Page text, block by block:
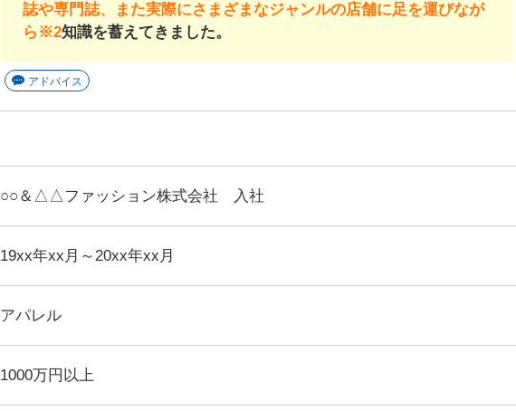
誌や専門誌、また実際にさまざまなジャンルの店舗に足を運びなが
ら※2知識を蓄えてきました。
アドバイス
○○＆△△ファッション株式会社 入社
19xx年xx月～20xx年xx月
アパレル
1000万円以上